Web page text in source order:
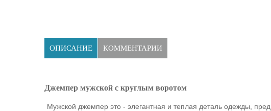
ОПИСАНИЕ КОММЕНТАРИИ
Джемпер мужской с круглым воротом
Мужской джемпер это - элегантная и теплая деталь одежды,